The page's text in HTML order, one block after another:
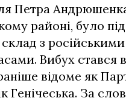
Петра
районі, було
з російськими
Вибух стався
відоме як
Генічеська. За